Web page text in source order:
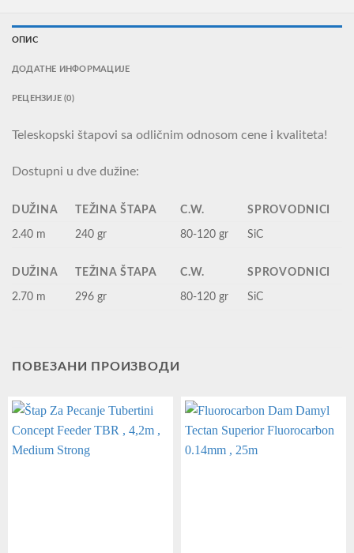
ОПИС
ДОДАТНЕ ИНФОРМАЦИЈЕ
РЕЦЕНЗИЈЕ (0)
Teleskopski štapovi sa odličnim odnosom cene i kvaliteta!
Dostupni u dve dužine:
DUŽINA TEŽINA ŠTAPA C.W. SPROVODNICI
2.40 m 240 gr 80-120 gr SiC
DUŽINA TEŽINA ŠTAPA C.W. SPROVODNICI
2.70 m 296 gr 80-120 gr SiC
ПОВЕЗАНИ ПРОИЗВОДИ